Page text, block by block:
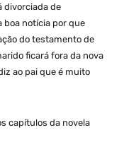
divorciada de
boa notícia por que
do testamento de
ficará fora da nova
ao pai que é muito
capítulos da novela